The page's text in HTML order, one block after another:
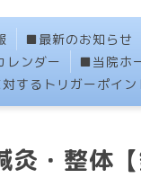
■最新のお知らせ
レンダー ■当院ホ
するトリガーポイ
・整体